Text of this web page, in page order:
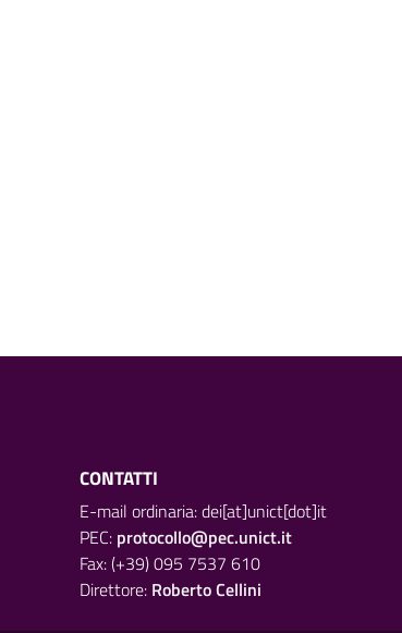
CONTATTI
E-mail ordinaria: dei[at]unict[dot]it
PEC: protocollo@pec.unict.it
Fax: (+39) 095 7537 610
Direttore: Roberto Cellini